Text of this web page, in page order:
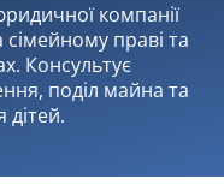
компанії
сімейному праві та
Консультує
поділ майна та